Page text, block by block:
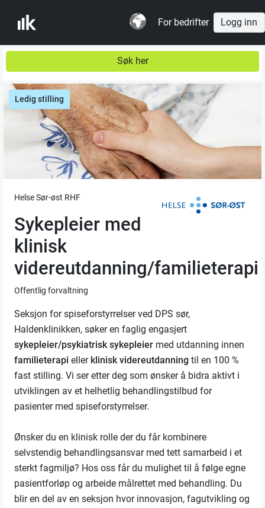
For bedrifter Logg inn
Søk her
Ledig stilling
Helse Sør-øst RHF
Sykepleier med
klinisk
videreutdanning/familieterapi
Offentlig forvaltning
Seksjon for spiseforstyrrelser ved DPS sør,
Haldenklinikken, søker en faglig engasjert
sykepleier/psykiatrisk sykepleier med utdanning innen
familieterapi eller klinisk videreutdanning til en 100 %
fast stilling. Vi ser etter deg som ønsker å bidra aktivt i
utviklingen av et helhetlig behandlingstilbud for
pasienter med spiseforstyrrelser.
Ønsker du en klinisk rolle der du får kombinere
selvstendig behandlingsansvar med tett samarbeid i et
sterkt fagmiljø? Hos oss får du mulighet til å følge egne
pasientforløp og arbeide målrettet med behandling. Du
blir en del av en seksjon hvor innovasjon, fagutvikling og